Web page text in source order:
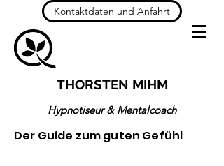
Kontaktdaten und Anfahrt
THORSTEN MIHM
Hypnotiseur & Mentalcoach
Der Guide zum guten Gefühl